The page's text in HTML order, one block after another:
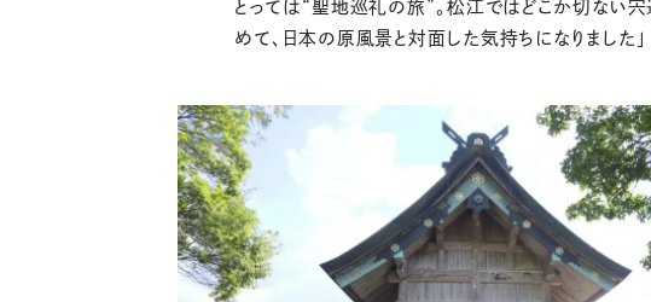
とっては“聖地巡礼の旅”。松江ではどこか切ない
めて、日本の原風景と対面した気持ちになりました」